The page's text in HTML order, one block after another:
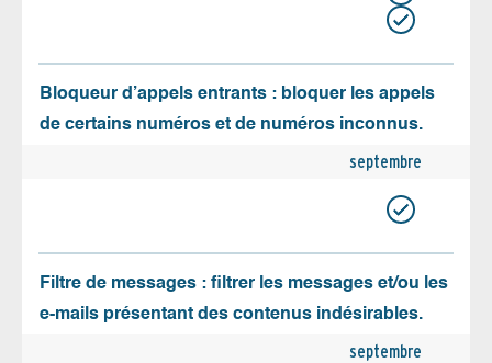
Bloqueur d’appels entrants : bloquer les appels
de certains numéros et de numéros inconnus.
septembre
Filtre de messages : filtrer les messages et/ou les
e-mails présentant des contenus indésirables.
septembre